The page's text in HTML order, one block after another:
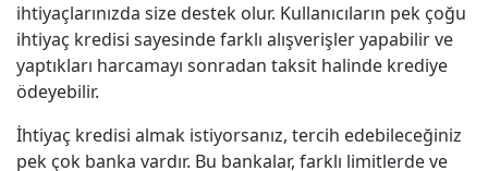
ihtiyaçlarınızda size destek olur. Kullanıcıların pek çoğu
ihtiyaç kredisi sayesinde farklı alışverişler yapabilir ve
yaptıkları harcamayı sonradan taksit halinde krediye
ödeyebilir.
İhtiyaç kredisi almak istiyorsanız, tercih edebileceğiniz
pek çok banka vardır. Bu bankalar, farklı limitlerde ve